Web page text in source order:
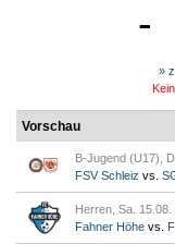
-
»
Vorschau
B-Jugend (U17),
FSV Schleiz vs.
Herren, Sa.
Fahner Höhe vs.